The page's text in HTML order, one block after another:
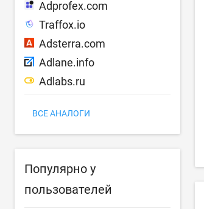
Adprofex.com
Traffox.io
Adsterra.com
Adlane.info
Adlabs.ru
ВСЕ АНАЛОГИ
Популярно у
пользователей